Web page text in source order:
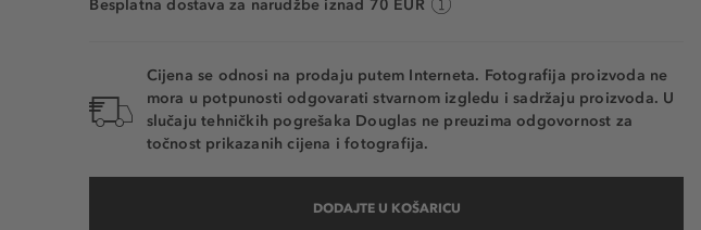
Besplatna dostava za narudžbe iznad 70 EUR
Cijena se odnosi na prodaju putem Interneta. Fotografija proizvoda ne
mora u potpunosti odgovarati stvarnom izgledu i sadržaju proizvoda. U
slučaju tehničkih pogrešaka Douglas ne preuzima odgovornost za
točnost prikazanih cijena i fotografija.
DODAJTE U KOŠARICU